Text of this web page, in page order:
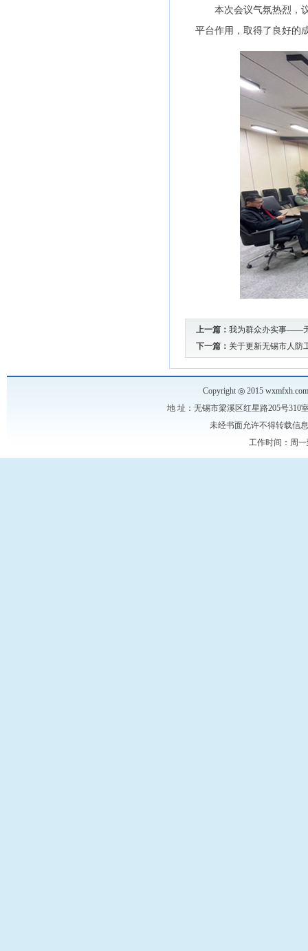
本次会议气氛热烈，议
平台作用，取得了良好的
上一篇： 我为群众办实事——
下一篇： 关于更新无锡市人防
Copyright ◎ 2015 wxmfxh.com
地 址：无锡市梁溪区红星路205号310
未经书面允许不得转载信
工作时间：周一